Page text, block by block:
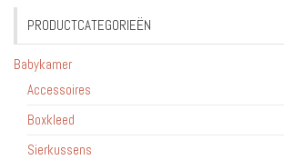
PRODUCTCATEGORIEËN
Babykamer
Accessoires
Boxkleed
Sierkussens